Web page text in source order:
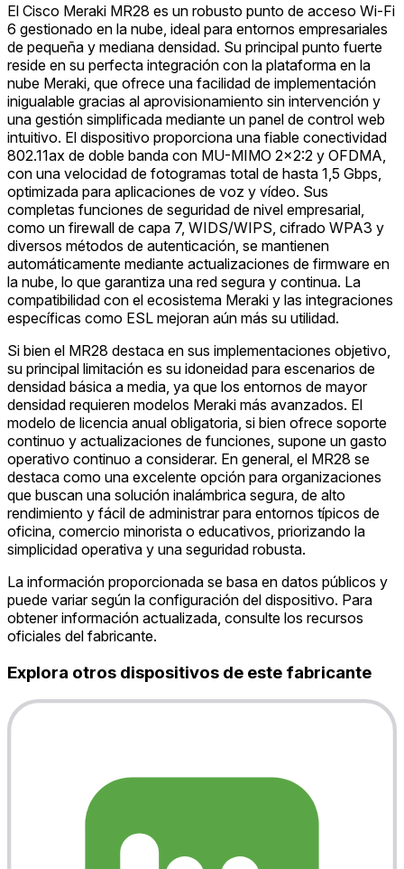
El Cisco Meraki MR28 es un robusto punto de acceso Wi-Fi
6 gestionado en la nube, ideal para entornos empresariales
de pequeña y mediana densidad. Su principal punto fuerte
reside en su perfecta integración con la plataforma en la
nube Meraki, que ofrece una facilidad de implementación
inigualable gracias al aprovisionamiento sin intervención y
una gestión simplificada mediante un panel de control web
intuitivo. El dispositivo proporciona una fiable conectividad
802.11ax de doble banda con MU-MIMO 2x2:2 y OFDMA,
con una velocidad de fotogramas total de hasta 1,5 Gbps,
optimizada para aplicaciones de voz y vídeo. Sus
completas funciones de seguridad de nivel empresarial,
como un firewall de capa 7, WIDS/WIPS, cifrado WPA3 y
diversos métodos de autenticación, se mantienen
automáticamente mediante actualizaciones de firmware en
la nube, lo que garantiza una red segura y continua. La
compatibilidad con el ecosistema Meraki y las integraciones
específicas como ESL mejoran aún más su utilidad.
Si bien el MR28 destaca en sus implementaciones objetivo,
su principal limitación es su idoneidad para escenarios de
densidad básica a media, ya que los entornos de mayor
densidad requieren modelos Meraki más avanzados. El
modelo de licencia anual obligatoria, si bien ofrece soporte
continuo y actualizaciones de funciones, supone un gasto
operativo continuo a considerar. En general, el MR28 se
destaca como una excelente opción para organizaciones
que buscan una solución inalámbrica segura, de alto
rendimiento y fácil de administrar para entornos típicos de
oficina, comercio minorista o educativos, priorizando la
simplicidad operativa y una seguridad robusta.
La información proporcionada se basa en datos públicos y
puede variar según la configuración del dispositivo. Para
obtener información actualizada, consulte los recursos
oficiales del fabricante.
Explora otros dispositivos de este fabricante